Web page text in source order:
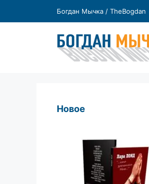
Богдан Мычка / TheBogdan
Новое